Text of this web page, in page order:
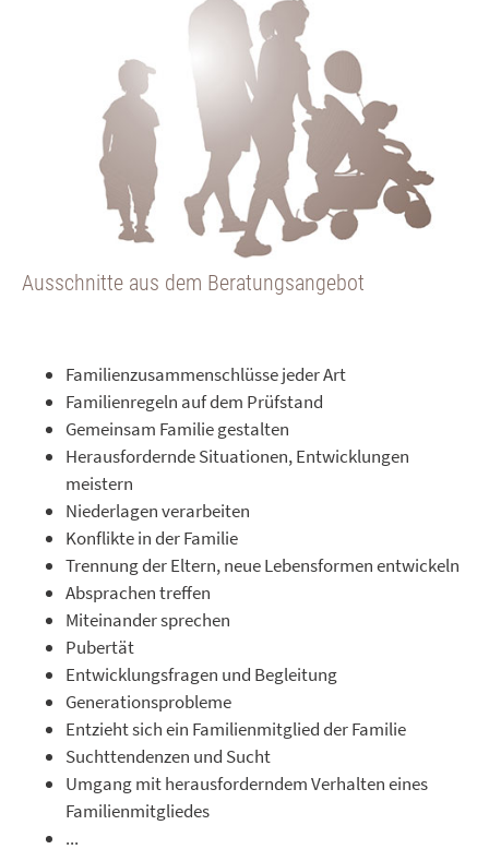
Ausschnitte aus dem Beratungsangebot
Familienzusammenschlüsse jeder Art
Familienregeln auf dem Prüfstand
Gemeinsam Familie gestalten
Herausfordernde Situationen, Entwicklungen
meistern
Niederlagen verarbeiten
Konflikte in der Familie
Trennung der Eltern, neue Lebensformen entwickeln
Absprachen treffen
Miteinander sprechen
Pubertät
Entwicklungsfragen und Begleitung
Generationsprobleme
Entzieht sich ein Familienmitglied der Familie
Suchttendenzen und Sucht
Umgang mit herausforderndem Verhalten eines
Familienmitgliedes
...